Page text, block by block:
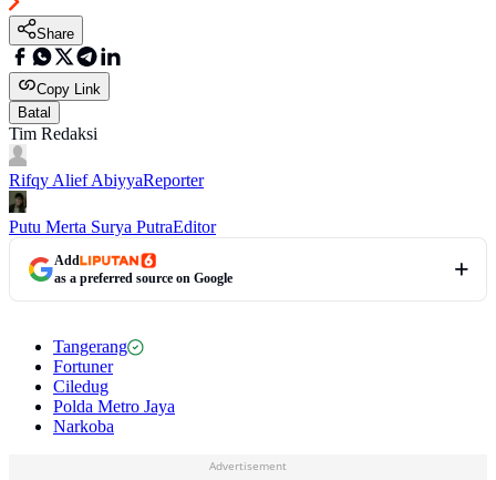
Share
Copy Link
Batal
Tim Redaksi
Rifqy Alief AbiyyaReporter
Putu Merta Surya PutraEditor
Add
as a preferred source on Google
Tangerang
Fortuner
Ciledug
Polda Metro Jaya
Narkoba
Advertisement